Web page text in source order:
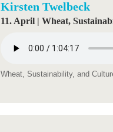
Kirsten Twelbeck
11. April | Wheat,
Wheat, Sustainability, and